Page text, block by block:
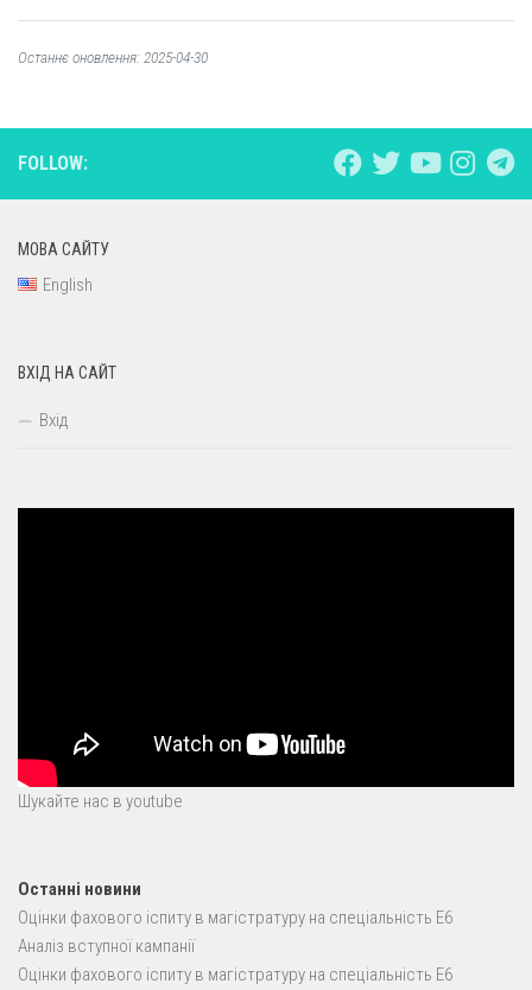
Останнє оновлення: 2025-04-30
FOLLOW:
МОВА САЙТУ
English
ВХІД НА САЙТ
Вхід
Шукайте нас в youtube
Останні новини
Оцінки фахового іспиту в магістратуру на спеціальність E6
Аналіз вступної кампанії
Оцінки фахового іспиту в магістратуру на спеціальність E6